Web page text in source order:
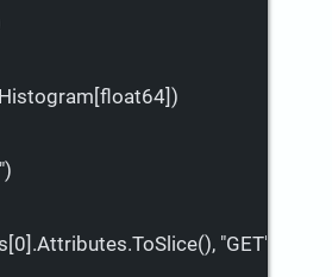
)
)
), "GET", "/a",